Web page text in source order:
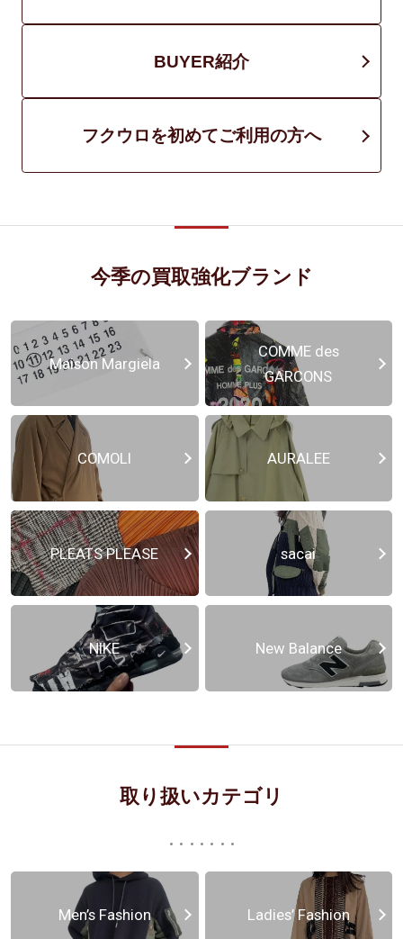
BUYER紹介
フクウロを初めてご利用の方へ
今季の買取強化ブランド
Maison Margiela
COMME des
GARCONS
COMOLI AURALEE
PLEATS PLEASE sacai
NIKE New Balance
取り扱いカテゴリ
Men’s Fashion Ladies’ Fashion